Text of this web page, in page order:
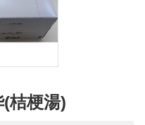
桔梗湯)